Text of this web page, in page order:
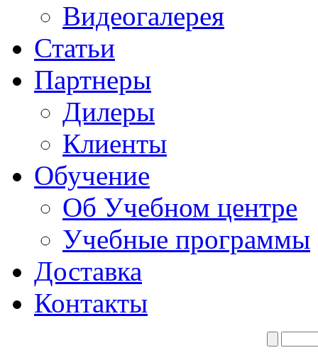
Видеогалерея
Статьи
Партнеры
Дилеры
Клиенты
Обучение
Об Учебном центре
Учебные программы
Доставка
Контакты